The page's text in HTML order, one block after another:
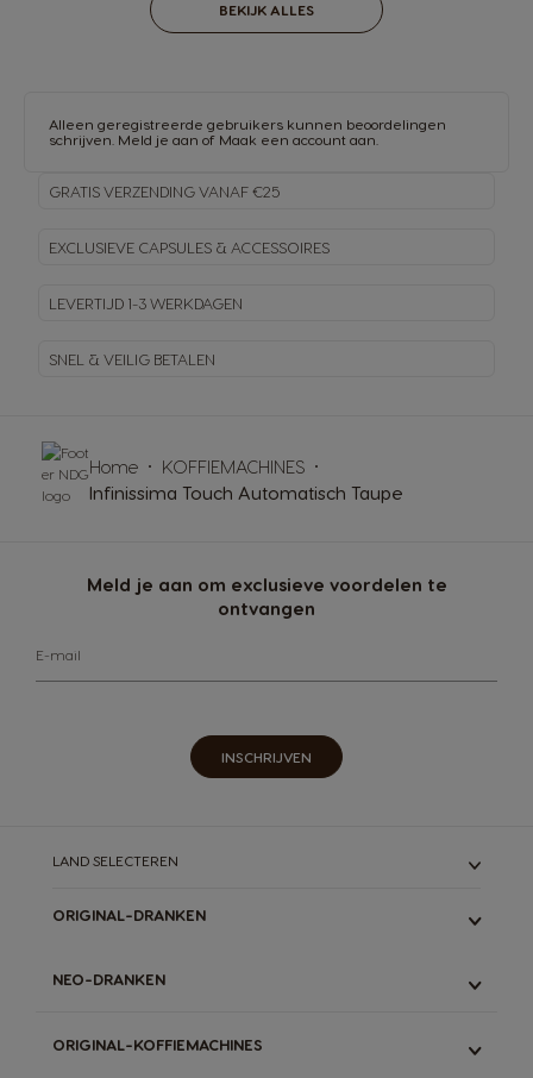
BEKIJK ALLES
Alleen geregistreerde gebruikers kunnen beoordelingen
schrijven. Meld je aan of Maak een account aan
GRATIS VERZENDING VANAF €25
EXCLUSIEVE CAPSULES & ACCESSOIRES
LEVERTIJD 1-3 WERKDAGEN
SNEL & VEILIG BETALEN
Meld je aan om exclusieve voordelen te
ontvangen
E-mail
INSCHRIJVEN
Home
KOFFIEMACHINES
Infinissima Touch Automatisch Taupe
LAND SELECTEREN
ORIGINAL-DRANKEN
ESPRESSO
LATTE
NEO-DRANKEN
ESPRESSO
ORIGINAL-KOFFIEMACHINES